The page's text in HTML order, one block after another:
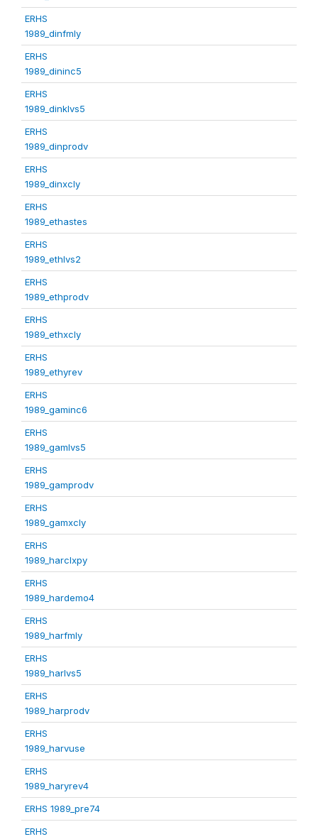
ERHS
1989_dinfmly
ERHS
1989_dininc5
ERHS
1989_dinklvs5
ERHS
1989_dinprodv
ERHS
1989_dinxcly
ERHS
1989_ethastes
ERHS
1989_ethlvs2
ERHS
1989_ethprodv
ERHS
1989_ethxcly
ERHS
1989_ethyrev
ERHS
1989_gaminc6
ERHS
1989_gamlvs5
ERHS
1989_gamprodv
ERHS
1989_gamxcly
ERHS
1989_harclxpy
ERHS
1989_hardemo4
ERHS
1989_harfmly
ERHS
1989_harlvs5
ERHS
1989_harprodv
ERHS
1989_harvuse
ERHS
1989_haryrev4
ERHS 1989_pre74
ERHS